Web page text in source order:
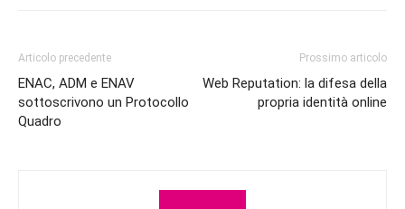
Articolo precedente
ENAC, ADM e ENAV
sottoscrivono un Protocollo
Quadro
Prossimo articolo
Web Reputation: la difesa della
propria identità online